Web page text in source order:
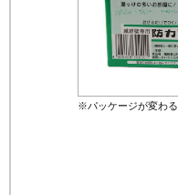
※パッケージが変わ